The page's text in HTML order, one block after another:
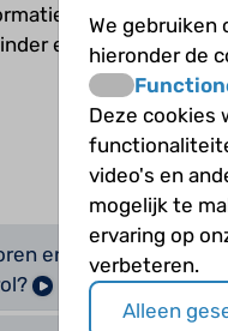
bezit. Als een
eiwit aangemaakt
en signaalroute
We gebruiken
hieronder de
Deze cookies
video's en
mogelijk te
ervaring op
verbeteren.
Alleen